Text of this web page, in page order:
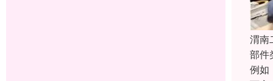
渭南
部件
例如